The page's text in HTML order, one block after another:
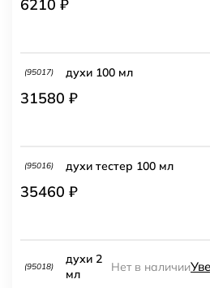
6210 ₽
(95017) духи 100 мл
31580 ₽
(95016) духи тестер 100 мл
35460 ₽
(95018)
духи 2
мл
Нет в наличии